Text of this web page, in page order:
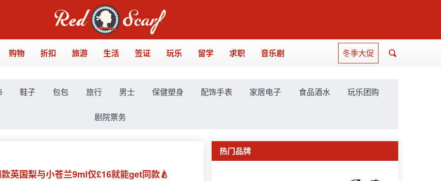
购物 折扣 旅游 生活 签证 玩乐 留学 求职 音乐剧 冬季大促
鞋子 包包 旅行 男士 保健塑身 配饰手表 家居电子 食品酒水 玩乐团购
剧院票务
英国梨与小苍兰9ml仅£16就能get同款🍐
热门品牌